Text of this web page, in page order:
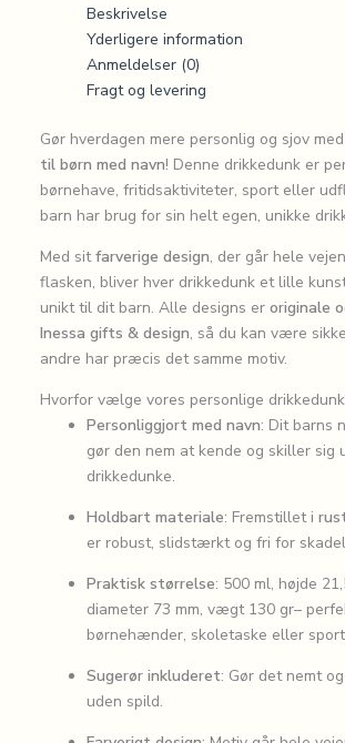
Beskrivelse
Yderligere information
Anmeldelser (0)
Fragt og levering
Gør hverdagen mere personlig og sjov
til børn med navn! Denne drikkedunk er
børnehave, fritidsaktiviteter, sport eller
barn har brug for sin helt egen, unikke
Med sitfarverige design, der går hele
flasken, bliver hver drikkedunk et lille
unikt til dit barn. Alle designs er originale
Inessa gifts & design, så du kan være
andre har præcis det samme motiv.
Hvorfor vælge vores personlige
Personliggjort med navn: Dit barns
gør den nem at kende og skiller sig
drikkedunke.
Holdbart materiale: Fremstillet i
er robust, slidstærkt og fri for
Praktisk størrelse: 500 ml, højde
diameter 73 mm, vægt 130 gr–
børnehænder, skoletaske eller
Sugerør inkluderet: Gør det nemt
uden spild.